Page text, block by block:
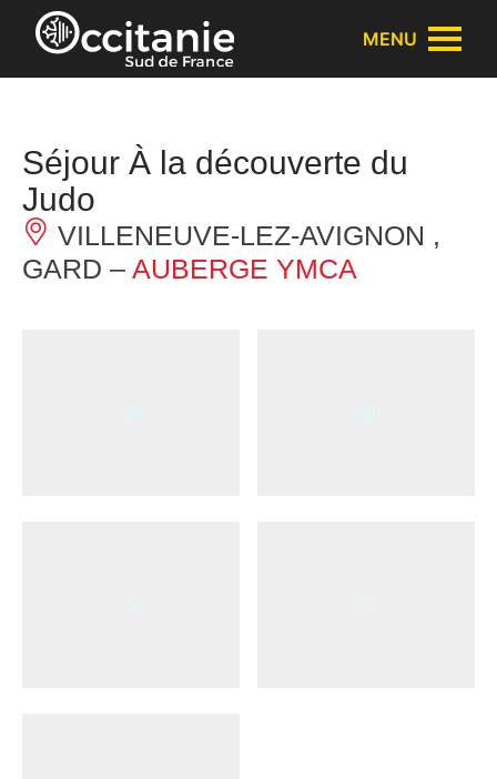
Panneau de gestion des cookies
MENU
Séjour À la découverte du
Judo
VILLENEUVE-LEZ-AVIGNON ,
GARD – AUBERGE YMCA